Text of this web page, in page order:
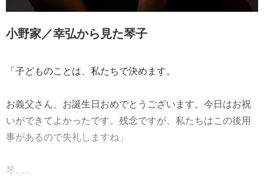
小野家／幸弘から見た琴子
「子どものことは、私たちで決めます。
お義父さん、お誕生日おめでとうございます。今日はお祝
いができてよかったです。残念ですが、私たちはこの後用
事があるので失礼しますね」
琴......